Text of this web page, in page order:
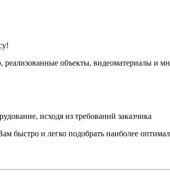
объекты, видеоматериалы и
исходя из требований заказчика
быстро и легко подобрать наиболее